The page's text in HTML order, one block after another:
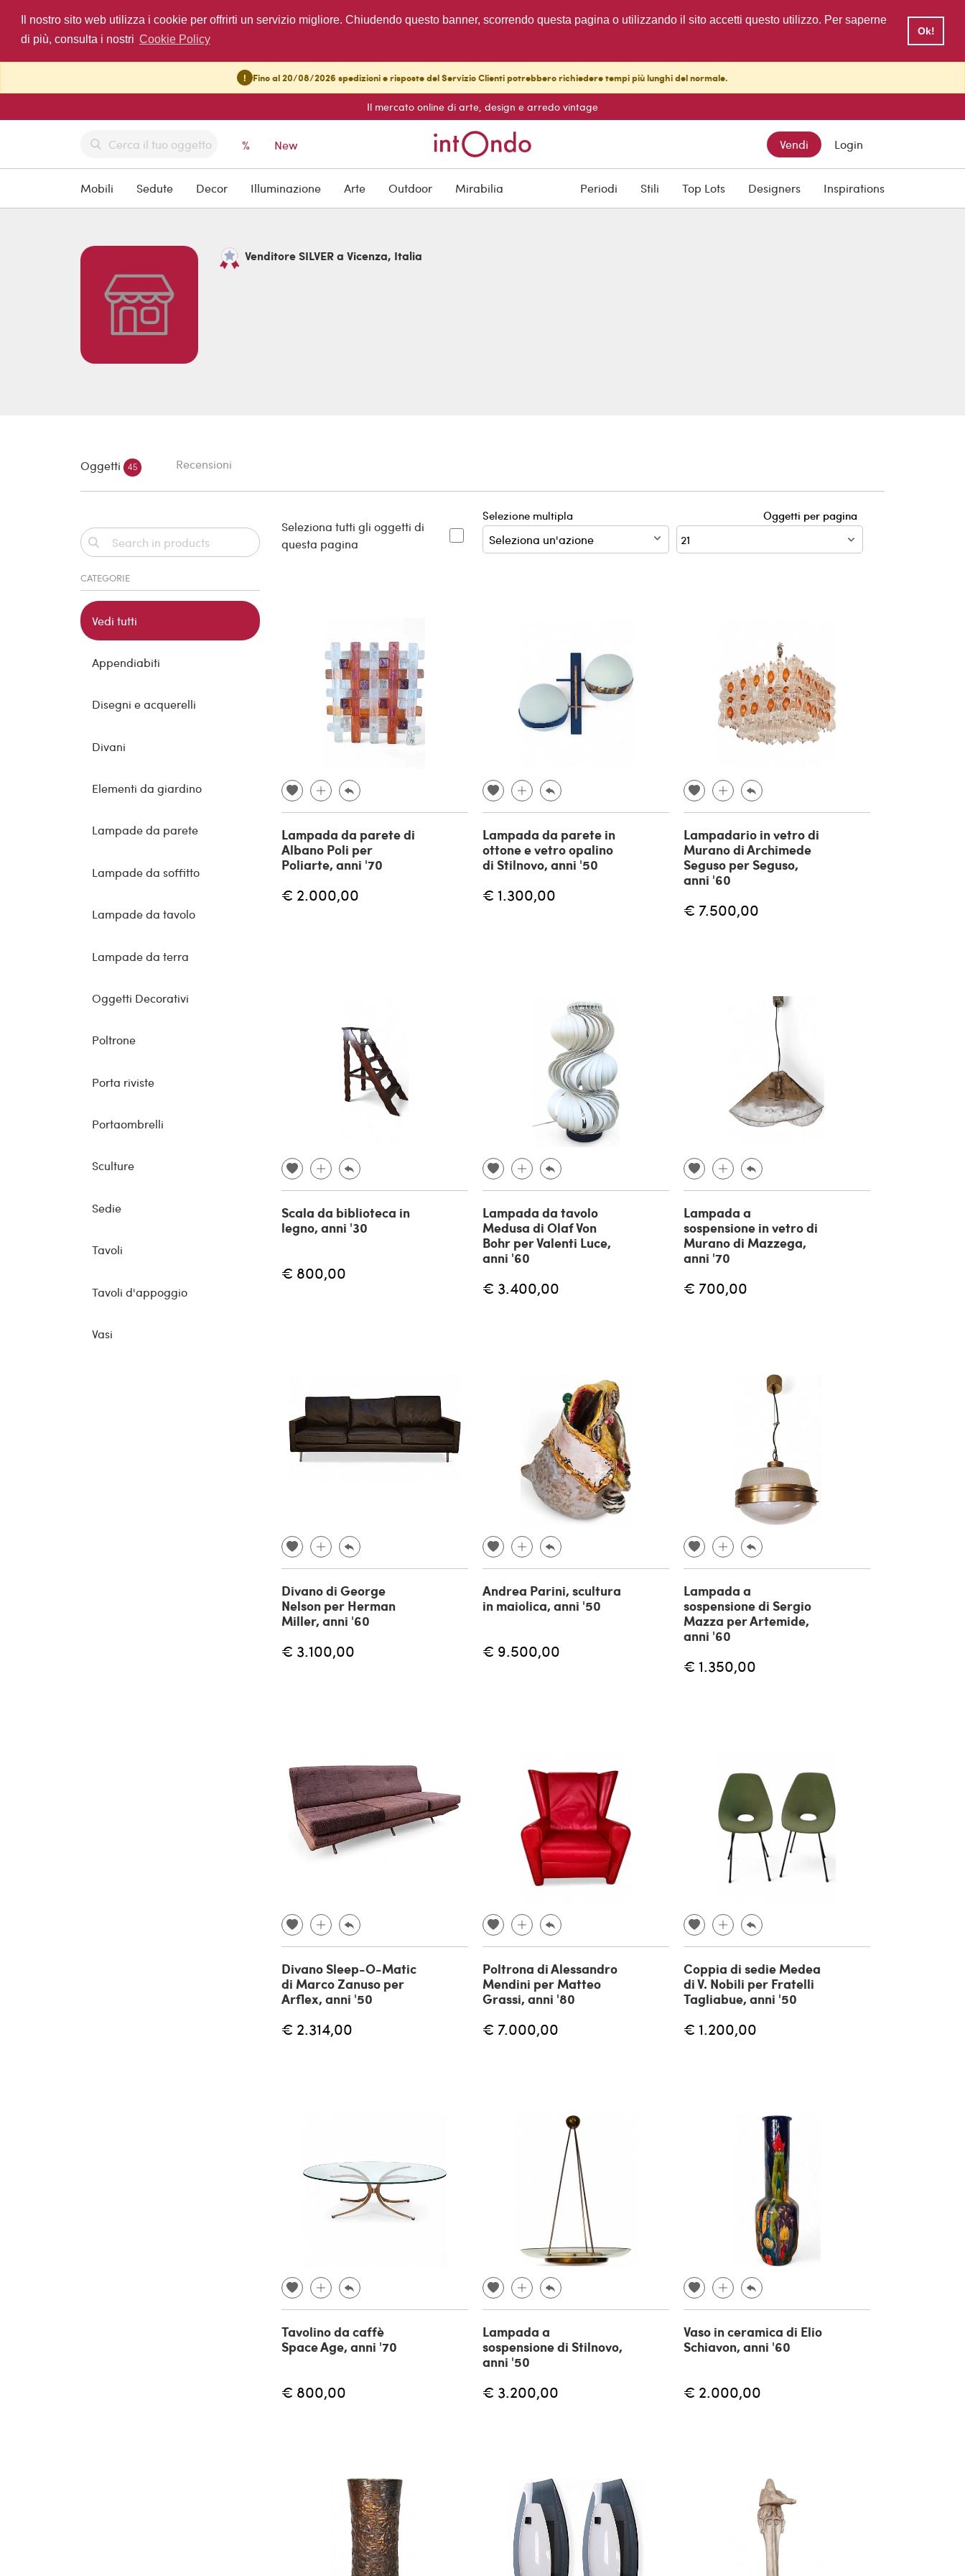
Il nostro sito web utilizza i cookie per offrirti un servizio migliore. Chiudendo questo banner, scorrendo questa pagina o utilizzando il sito accetti questo utilizzo. Per saperne
di più, consulta i nostri Cookie Policy
Ok!
! Fino al 20/08/2026 spedizioni e risposte del Servizio Clienti potrebbero richiedere tempi più lunghi del normale.
Il mercato online di arte, design e arredo vintage
% New Vendi Login
Mobili Sedute Decor Illuminazione Arte Outdoor Mirabilia Periodi Stili Top Lots Designers Inspirations
Venditore SILVER a Vicenza, Italia
Oggetti 45 Recensioni
CATEGORIE
Vedi tutti
Appendiabiti
Disegni e acquerelli
Divani
Elementi da giardino
Lampade da parete
Lampade da soffitto
Lampade da tavolo
Lampade da terra
Oggetti Decorativi
Poltrone
Porta riviste
Portaombrelli
Sculture
Sedie
Tavoli
Tavoli d'appoggio
Vasi
Seleziona tutti gli oggetti di
questa pagina
Selezione multipla Oggetti per pagina
Lampada da parete di
Albano Poli per
Poliarte, anni '70
€ 2.000,00
Lampada da parete in
ottone e vetro opalino
di Stilnovo, anni '50
€ 1.300,00
Lampadario in vetro di
Murano di Archimede
Seguso per Seguso,
anni '60
€ 7.500,00
Scala da biblioteca in
legno, anni '30
€ 800,00
Lampada da tavolo
Medusa di Olaf Von
Bohr per Valenti Luce,
anni '60
€ 3.400,00
Lampada a
sospensione in vetro di
Murano di Mazzega,
anni '70
€ 700,00
Divano di George
Nelson per Herman
Miller, anni '60
€ 3.100,00
Andrea Parini, scultura
in maiolica, anni '50
€ 9.500,00
Lampada a
sospensione di Sergio
Mazza per Artemide,
anni '60
€ 1.350,00
Divano Sleep-O-Matic
di Marco Zanuso per
Arflex, anni '50
€ 2.314,00
Poltrona di Alessandro
Mendini per Matteo
Grassi, anni '80
€ 7.000,00
Coppia di sedie Medea
di V. Nobili per Fratelli
Tagliabue, anni '50
€ 1.200,00
Tavolino da caffè
Space Age, anni '70
€ 800,00
Lampada a
sospensione di Stilnovo,
anni '50
€ 3.200,00
Vaso in ceramica di Elio
Schiavon, anni '60
€ 2.000,00